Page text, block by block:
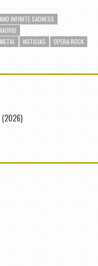
INFINITE SADNESS
METAL NOTICIAS
OPERA ROCK
(2026)